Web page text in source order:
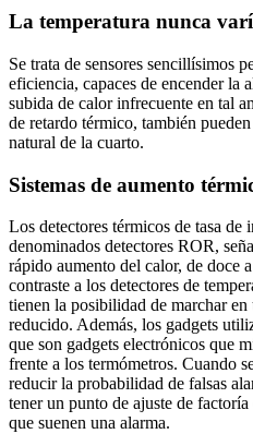
La temperatura nunca
Se trata de sensores sencillísimos
eficiencia, capaces de encender la
subida de calor infrecuente en tal
de retardo térmico, también
natural de la cuarto.
Sistemas de aumento
Los detectores térmicos de tasa
denominados detectores ROR,
rápido aumento del calor, de doce
contraste a los detectores de
tienen la posibilidad de marchar
reducido. Además, los gadgets
que son gadgets electrónicos que
frente a los termómetros. Cuando
reducir la probabilidad de falsas
tener un punto de ajuste de
que suenen una alarma.